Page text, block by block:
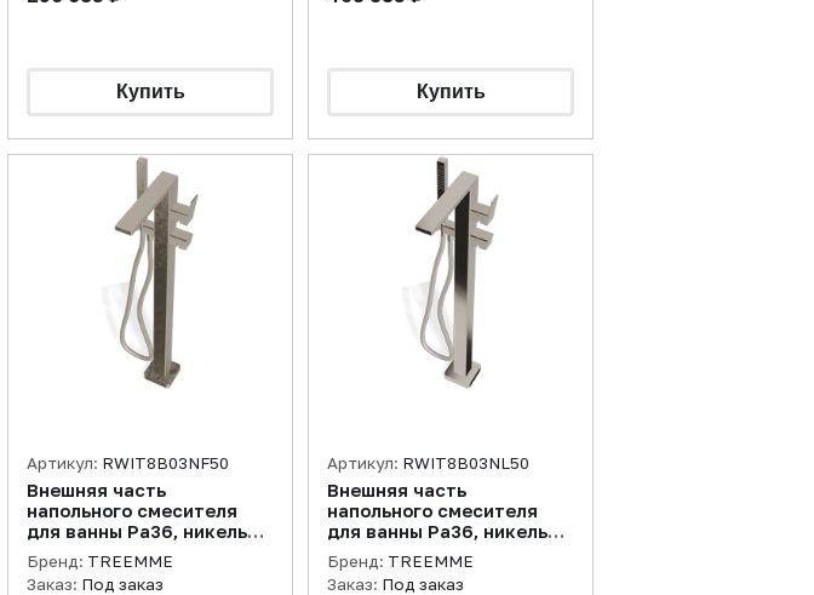
Артикул: RWIT8B03NF50
Внешняя часть
напольного смесителя
для ванны Pa36, никель
брашированный
Бренд: TREEMME
Заказ: Под заказ
Артикул: RWIT8B03NL50
Внешняя часть
напольного смесителя
для ванны Pa36, никель
полированный
Бренд: TREEMME
Заказ: Под заказ